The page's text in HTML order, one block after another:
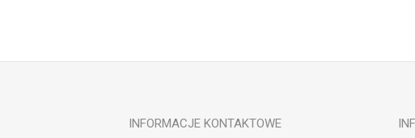
INFORMACJE KONTAKTOWE